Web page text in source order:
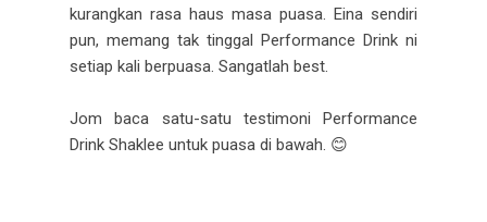
kurangkan rasa haus masa puasa. Eina sendiri
pun, memang tak tinggal Performance Drink ni
setiap kali berpuasa. Sangatlah best.
Jom baca satu-satu testimoni Performance
Drink Shaklee untuk puasa di bawah. 😊